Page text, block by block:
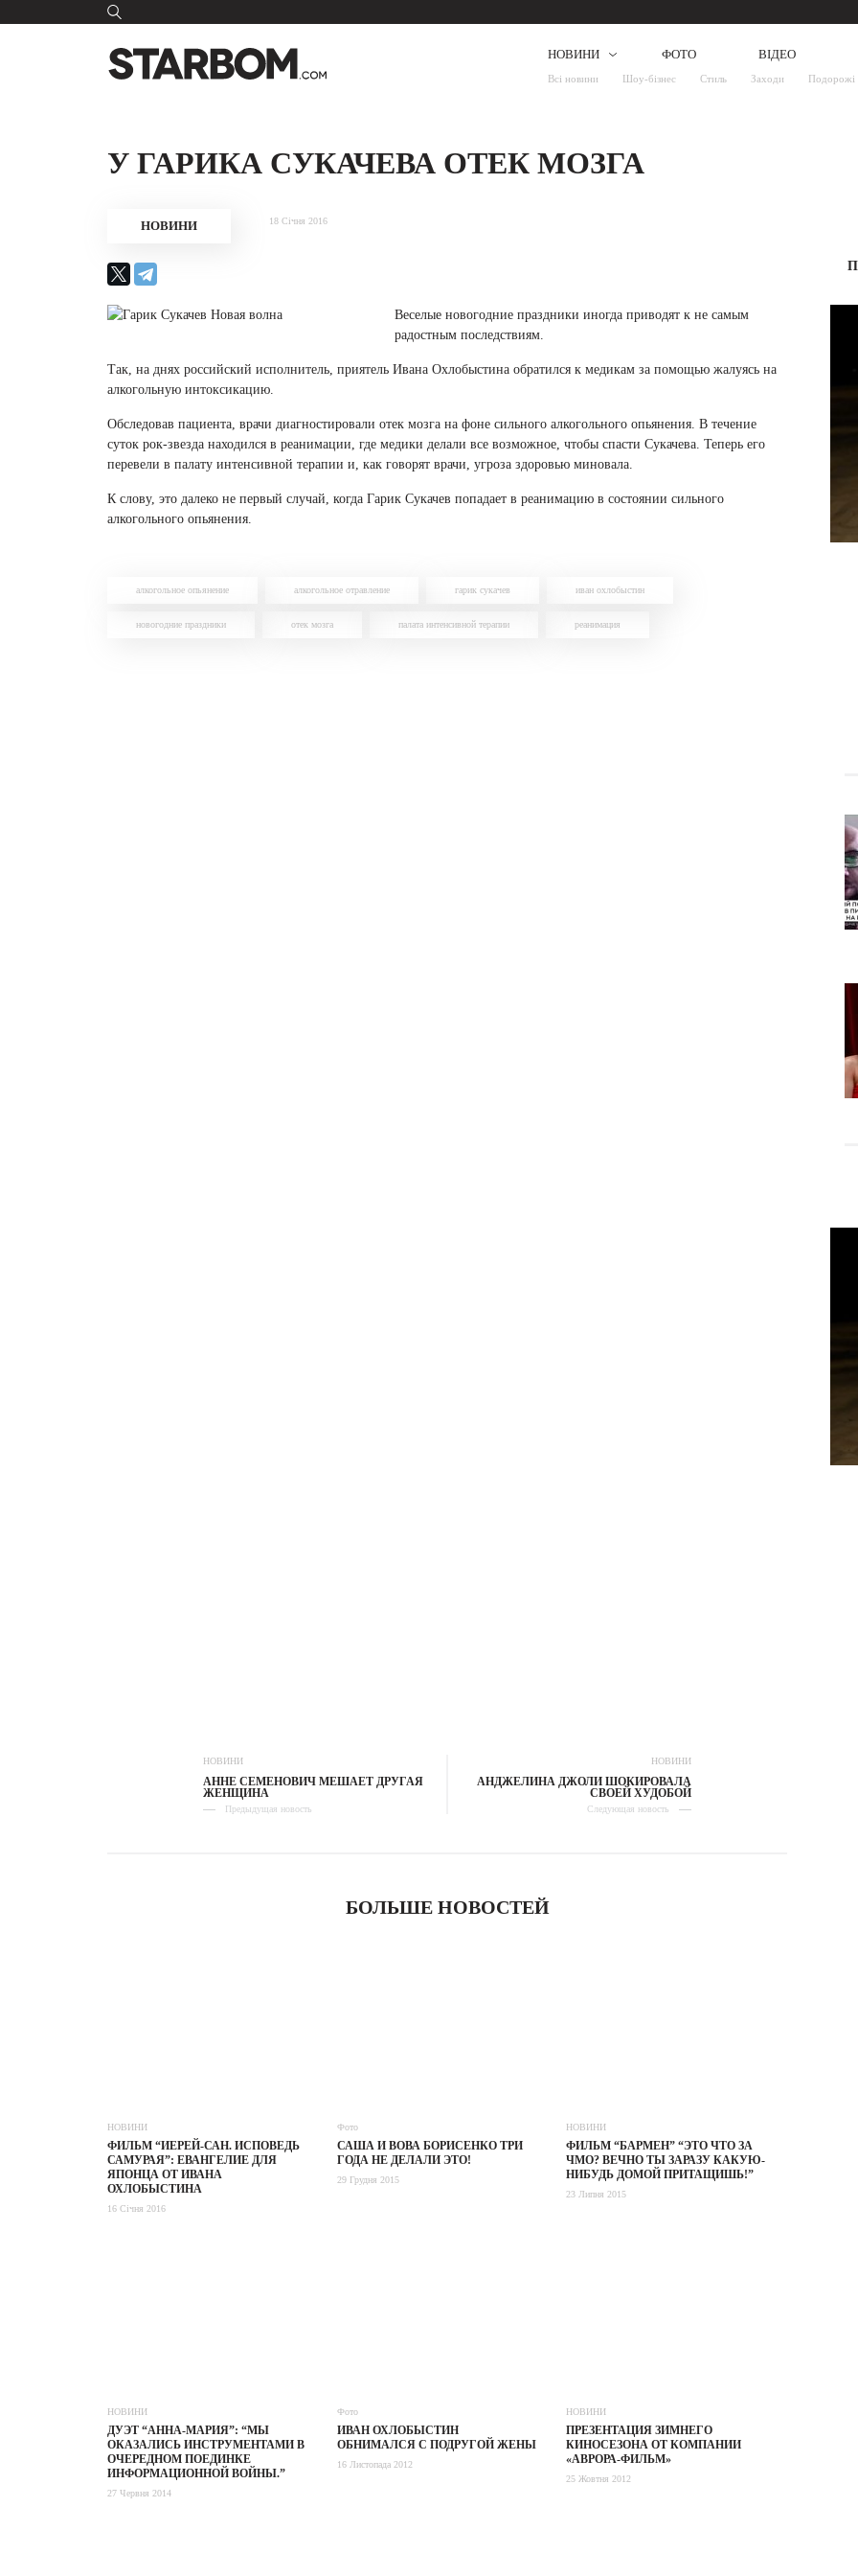
НОВИНИ
Всі новини Шоу-бізнес Стиль Заходи Подорожі
ФОТО ВІДЕО
У ГАРИКА СУКАЧЕВА ОТЕК МОЗГА
НОВИНИ 18 Січня 2016
Веселые новогодние праздники иногда приводят к не самым
радостным последствиям.
Так, на днях российский исполнитель, приятель Ивана Охлобыстина обратился к медикам за помощью жалуясь на
алкогольную интоксикацию.
Обследовав пациента, врачи диагностировали отек мозга на фоне сильного алкогольного опьянения. В течение
суток рок-звезда находился в реанимации, где медики делали все возможное, чтобы спасти Сукачева. Теперь его
перевели в палату интенсивной терапии и, как говорят врачи, угроза здоровью миновала.
К слову, это далеко не первый случай, когда Гарик Сукачев попадает в реанимацию в состоянии сильного
алкогольного опьянения.
алкогольное опьянение алкогольное отравление гарик сукачев иван охлобыстин
новогодние праздники отек мозга палата интенсивной терапии реанимация
НОВИНИ
АННЕ СЕМЕНОВИЧ МЕШАЕТ ДРУГАЯ
ЖЕНЩИНА
Предыдущая новость
НОВИНИ
АНДЖЕЛИНА ДЖОЛИ ШОКИРОВАЛА
СВОЕЙ ХУДОБОЙ
Следующая новость
БОЛЬШЕ НОВОСТЕЙ
НОВИНИ
ФИЛЬМ “ИЕРЕЙ-САН. ИСПОВЕДЬ
САМУРАЯ”: ЕВАНГЕЛИЕ ДЛЯ
ЯПОНЦА ОТ ИВАНА
ОХЛОБЫСТИНА
16 Січня 2016
Фото
САША И ВОВА БОРИСЕНКО ТРИ
ГОДА НЕ ДЕЛАЛИ ЭТО!
29 Грудня 2015
НОВИНИ
ФИЛЬМ “БАРМЕН” “ЭТО ЧТО ЗА
ЧМО? ВЕЧНО ТЫ ЗАРАЗУ КАКУЮ-
НИБУДЬ ДОМОЙ ПРИТАЩИШЬ!”
23 Липня 2015
НОВИНИ
ДУЭТ “АННА-МАРИЯ”: “МЫ
ОКАЗАЛИСЬ ИНСТРУМЕНТАМИ В
ОЧЕРЕДНОМ ПОЕДИНКЕ
ИНФОРМАЦИОННОЙ ВОЙНЫ.”
27 Червня 2014
Фото
ИВАН ОХЛОБЫСТИН
ОБНИМАЛСЯ С ПОДРУГОЙ ЖЕНЫ
16 Листопада 2012
НОВИНИ
ПРЕЗЕНТАЦИЯ ЗИМНЕГО
КИНОСЕЗОНА ОТ КОМПАНИИ
«АВРОРА-ФИЛЬМ»
25 Жовтня 2012